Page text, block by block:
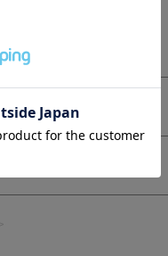
すっきりとしたIライ
シーズンムード漂う大
ップ効果抜群の1枚で
、程よい肉感の畦編み